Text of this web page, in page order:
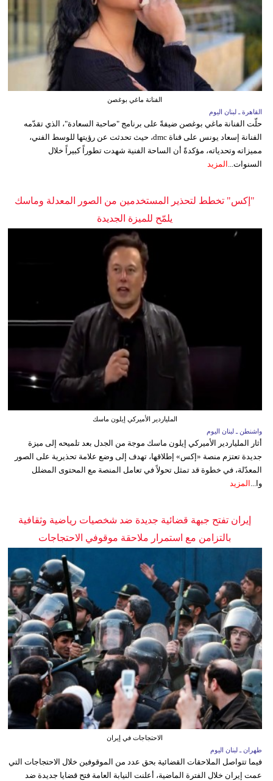
الفنانة ماغي بوغصن
القاهرة ـ لبنان اليوم
حلّت الفنانة ماغي بوغصن ضيفةً على برنامج "صاحبة السعادة"، الذي تقدّمه
الفنانة إسعاد يونس على قناة dmc، حيث تحدثت عن رؤيتها للوسط الفني،
مميزاته وتحدياته، مؤكدةً أن الساحة الفنية شهدت تطوراً كبيراً خلال
السنوات...
المزيد
"إكس" تخطط لتحذير المستخدمين من الصور المعدلة وماسك
يلمّح للميزة الجديدة
الملياردير الأميركي إيلون ماسك
واشنطن ـ لبنان اليوم
أثار الملياردير الأميركي إيلون ماسك موجة من الجدل بعد تلميحه إلى ميزة
جديدة تعتزم منصة «إكس» إطلاقها، تهدف إلى وضع علامة تحذيرية على الصور
المعدّلة، في خطوة قد تمثل تحولاً في تعامل المنصة مع المحتوى المضلل
وا... المزيد
إيران تفتح جبهة قضائية جديدة ضد شخصيات رياضية وثقافية
بالتزامن مع استمرار ملاحقة موقوفي الاحتجاجات
الاحتجاجات في إيران
طهران ـ لبنان اليوم
فيما تتواصل الملاحقات القضائية بحق عدد من الموقوفين خلال الاحتجاجات التي
عمت إيران خلال الفترة الماضية، أعلنت النيابة العامة فتح قضايا جديدة ضد